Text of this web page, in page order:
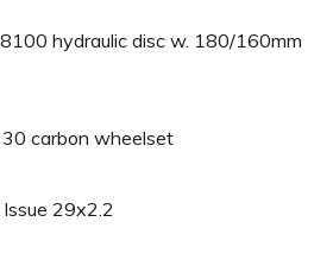
hydraulic disc w. 180/160mm
carbon wheelset
29x2.2